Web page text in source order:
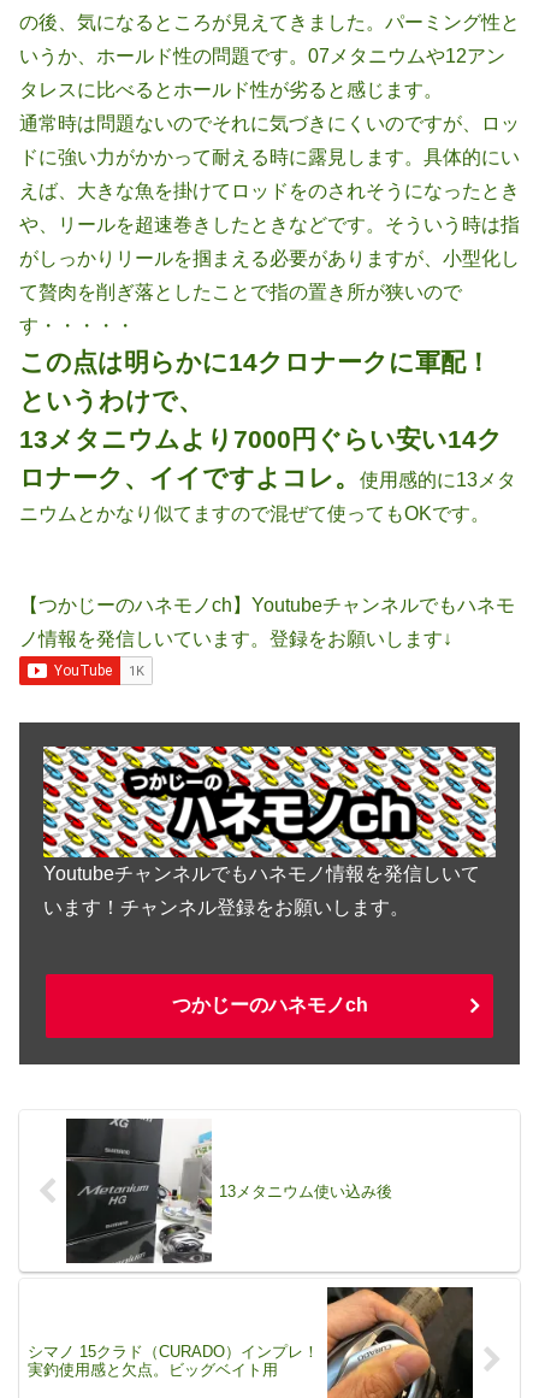
の後、気になるところが見えてきました。パーミング性と
いうか、ホールド性の問題です。07メタニウムや12アン
タレスに比べるとホールド性が劣ると感じます。
通常時は問題ないのでそれに気づきにくいのですが、ロッ
ドに強い力がかかって耐える時に露見します。具体的にい
えば、大きな魚を掛けてロッドをのされそうになったとき
や、リールを超速巻きしたときなどです。そういう時は指
がしっかりリールを掴まえる必要がありますが、小型化し
て贅肉を削ぎ落としたことで指の置き所が狭いので
す・・・・・
この点は明らかに14クロナークに軍配！
というわけで、
13メタニウムより7000円ぐらい安い14ク
ロナーク、イイですよコレ。
使用感的に13メタ
ニウムとかなり似てますので混ぜて使ってもOKです。
【つかじーのハネモノch】Youtubeチャンネルでもハネモ
ノ情報を発信しいています。登録をお願いします↓
Youtubeチャンネルでもハネモノ情報を発信しいて
います！チャンネル登録をお願いします。
つかじーのハネモノch
13メタニウム使い込み後
シマノ 15クラド（CURADO）インプレ！
実釣使用感と欠点。ビッグベイト用